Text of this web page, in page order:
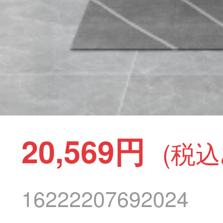
20,569円 (税
16222207692024